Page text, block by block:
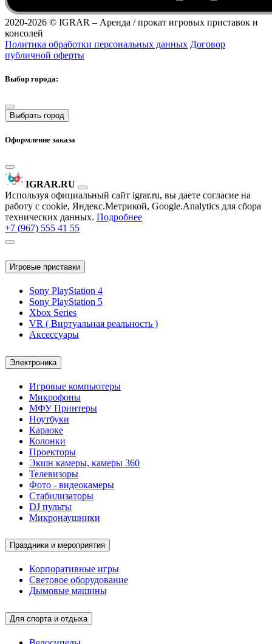
2020-2026 © IGRAR – Аренда / прокат игровых приставок и
консолей
Политика обработки персональных данных Договор
публичной оферты
Выбор города:
Выбрать город
Оформление заказа
IGRAR.RU
Используя официальный сайт igrar.ru, вы даете согласие на
работу с cookie, Яндекс.Метрикой, Google.Analytics для сбора
технических данных. Подробнее
+7 (967) 555 41 55
Игровые приставки
Sony PlayStation 4
Sony PlayStation 5
Xbox Series
VR ( Виртуальная реальность )
Аксессуары
Электроника
Игровые компьютеры
Микрофоны
МФУ Принтеры
Ноутбуки
Караоке
Колонки
Проекторы
Экшн камеры, камеры 360
Телевизоры
Фото - видеокамеры
Стабилизаторы
DJ пульты
Микронаушники
Праздники и мероприятия
Корпоративные игры
Световое оборудование
Дымовые машины
Для спорта и отдыха